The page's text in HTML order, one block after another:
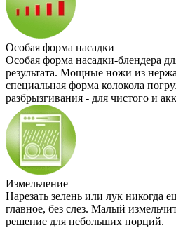
Особая форма насадки
Особая форма насадки-блендера
результата. Мощные ножи из
специальная форма колокола
разбрызгивания - для чистого и
Измельчение
Нарезать зелень или лук никогда
главное, без слез. Малый
решение для небольших порций.